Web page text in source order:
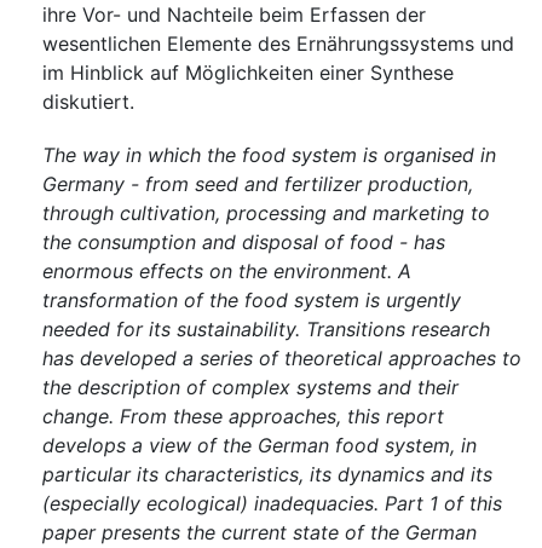
ihre Vor- und Nachteile beim Erfassen der
wesentlichen Elemente des Ernährungssystems und
im Hinblick auf Möglichkeiten einer Synthese
diskutiert.
The way in which the food system is organised in
Germany - from seed and fertilizer production,
through cultivation, processing and marketing to
the consumption and disposal of food - has
enormous effects on the environment. A
transformation of the food system is urgently
needed for its sustainability. Transitions research
has developed a series of theoretical approaches to
the description of complex systems and their
change. From these approaches, this report
develops a view of the German food system, in
particular its characteristics, its dynamics and its
(especially ecological) inadequacies. Part 1 of this
paper presents the current state of the German